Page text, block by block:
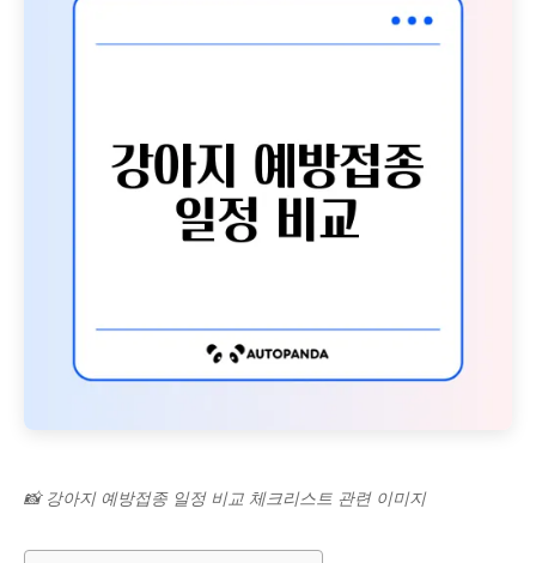
📸 강아지 예방접종 일정 비교 체크리스트 관련 이미지